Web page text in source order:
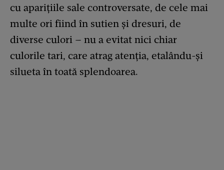
cu aparițiile sale controversate, de cele mai
multe ori fiind în sutien și dresuri, de
diverse culori – nu a evitat nici chiar
culorile tari, care atrag atenția, etalându-și
silueta în toată splendoarea.